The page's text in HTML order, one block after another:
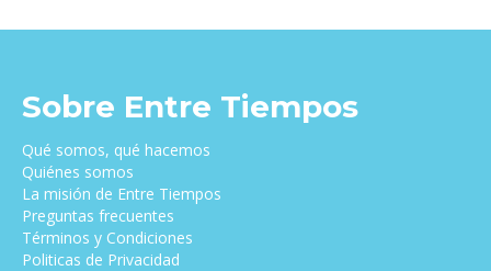
Sobre Entre Tiempos
Qué somos, qué hacemos
Quiénes somos
La misión de Entre Tiempos
Preguntas frecuentes
Términos y Condiciones
Politicas de Privacidad